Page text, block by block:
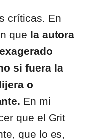
críticas. En
que la autora
si fuera la
o
En mi
que el Grit
que lo es,